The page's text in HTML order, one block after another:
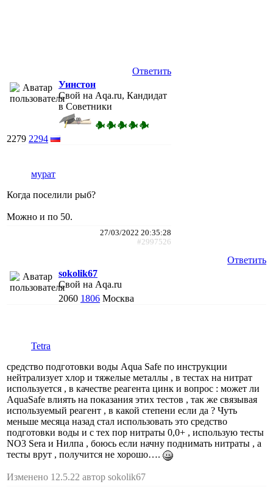
Ответить
Уинстон
Свой на Aqa.ru, Кандидат
в Советники
2279 2294
мурат
Когда поселили рыб?
Можно и по 50.
27/03/2022 20:35:28
#2997526
Ответить
sokolik67
Свой на Aqa.ru
2060 1806 Москва
Tetra
средство подготовки воды Aqua Safe по инструкции
нейтрализует хлор и тяжелые металлы , в тестах на нитрат
используется , в качестве реагента цинк и вопрос : может ли
AquaSafe влиять на показания этих тестов , так же связывая
используемый реагент , в какой степени если да ? Чуть
меньше месяца назад стал использовать это средство
подготовки воды и с тех пор нитраты 0,0+ , использую тесты
NO3 Sera и Нилпа , боюсь если начну поднимать нитраты , а
тесты врут , получится не хорошо….
Изменено 12.5.22 автор sokolik67